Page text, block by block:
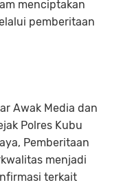
menciptakan
pemberitaan
Awak Media dan
Polres Kubu
Pemberitaan
menjadi
terkait